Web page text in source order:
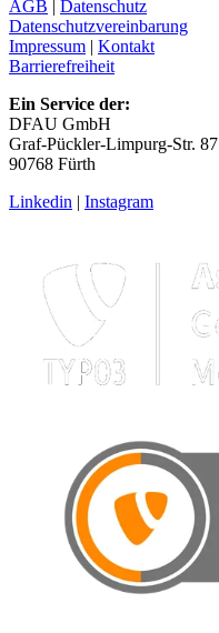
AGB
Datenschutz
Datenschutzvereinbarung
Impressum
Kontakt
Barrierefreiheit
Ein Service der:
DFAU GmbH
Graf-Pückler-Limpurg-Str. 87
90768 Fürth
Linkedin
Instagram